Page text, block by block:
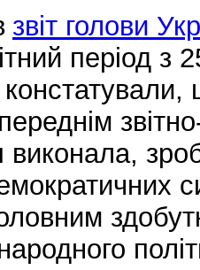
звіт голови
період з
виконала,